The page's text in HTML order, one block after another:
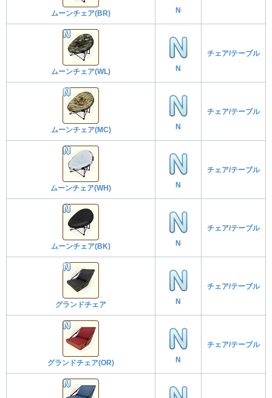
ムーンチェア(BR) N
ムーンチェア(WL) N
チェア/テーブル
ムーンチェア(MC) N
チェア/テーブル
ムーンチェア(WH) N
チェア/テーブル
ムーンチェア(BK) N
チェア/テーブル
グランドチェア N
チェア/テーブル
グランドチェア(OR) N
チェア/テーブル